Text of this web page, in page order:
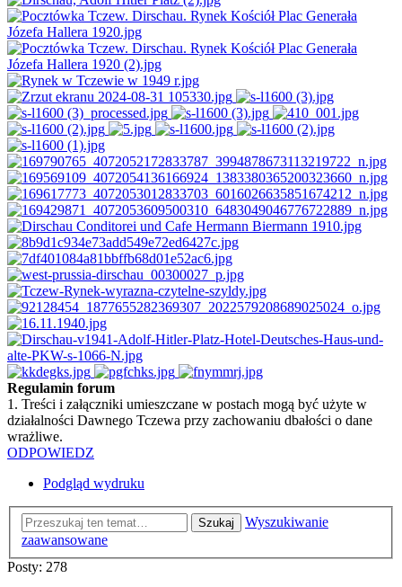
Regulamin forum
1. Treści i załączniki umieszczane w postach mogą być użyte w
działalności Dawnego Tczewa przy zachowaniu dbałości o dane
wrażliwe.
ODPOWIEDZ
Podgląd wydruku
Szukaj
Wyszukiwanie
zaawansowane
Posty: 278